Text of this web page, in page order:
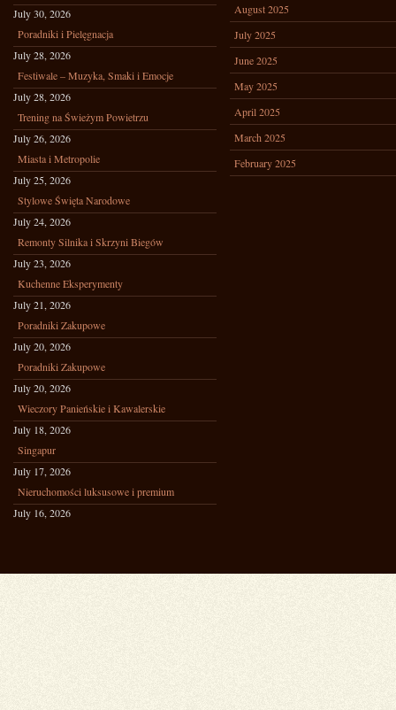
July 30, 2026
Poradniki i Pielęgnacja
July 28, 2026
Festiwale – Muzyka, Smaki i Emocje
July 28, 2026
Trening na Świeżym Powietrzu
July 26, 2026
Miasta i Metropolie
July 25, 2026
Stylowe Święta Narodowe
July 24, 2026
Remonty Silnika i Skrzyni Biegów
July 23, 2026
Kuchenne Eksperymenty
July 21, 2026
Poradniki Zakupowe
July 20, 2026
Poradniki Zakupowe
July 20, 2026
Wieczory Panieńskie i Kawalerskie
July 18, 2026
Singapur
July 17, 2026
Nieruchomości luksusowe i premium
July 16, 2026
August 2025
July 2025
June 2025
May 2025
April 2025
March 2025
February 2025